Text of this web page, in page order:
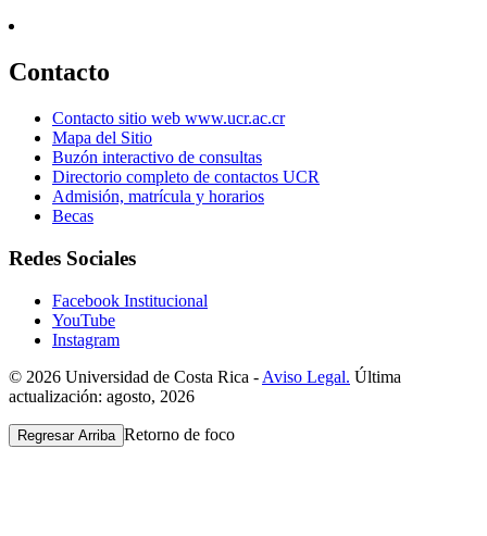
Contacto
Contacto sitio web www.ucr.ac.cr
Mapa del Sitio
Buzón interactivo de consultas
Directorio completo de contactos UCR
Admisión, matrícula y horarios
Becas
Redes Sociales
Facebook Institucional
YouTube
Instagram
© 2026 Universidad de Costa Rica - Aviso Legal. Última
actualización: agosto, 2026
Regresar Arriba Retorno de foco